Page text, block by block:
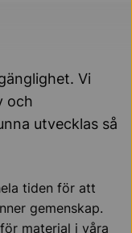
Vi
och
utvecklas så
tiden för att
gemenskap.
material i våra